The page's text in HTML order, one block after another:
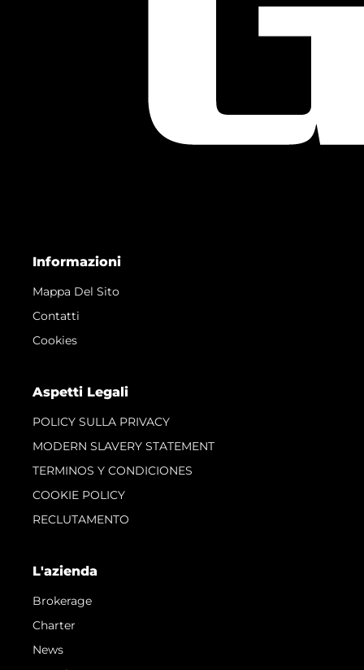
Informazioni
Mappa Del Sito
Contatti
Cookies
Aspetti Legali
POLICY SULLA PRIVACY
MODERN SLAVERY STATEMENT
TERMINOS Y CONDICIONES
COOKIE POLICY
RECLUTAMENTO
L'azienda
Brokerage
Charter
News